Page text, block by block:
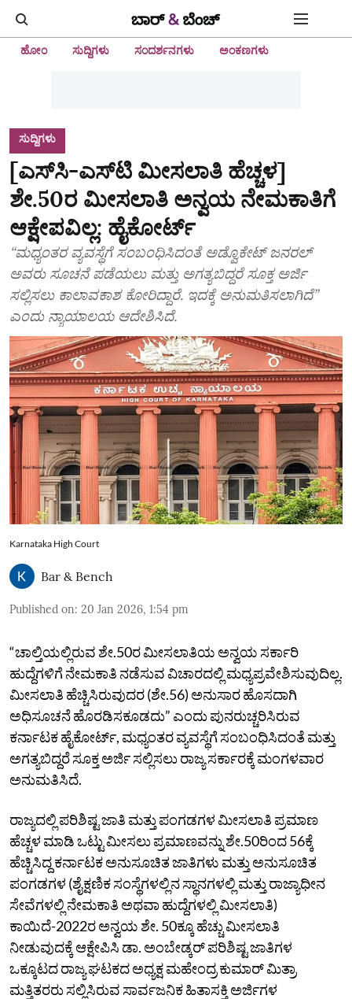
ಹೋಂ ಸುದ್ದಿಗಳು ಸಂದರ್ಶನಗಳು ಅಂಕಣಗಳು
ಸುದ್ದಿಗಳು
[ಎಸ್‌ಸಿ-ಎಸ್‌ಟಿ ಮೀಸಲಾತಿ ಹೆಚ್ಚಳ]
ಶೇ.50ರ ಮೀಸಲಾತಿ ಅನ್ವಯ ನೇಮಕಾತಿಗೆ
ಆಕ್ಷೇಪವಿಲ್ಲ: ಹೈಕೋರ್ಟ್‌
“ಮಧ್ಯಂತರ ವ್ಯವಸ್ಥೆಗೆ ಸಂಬಂಧಿಸಿದಂತೆ ಅಡ್ವೊಕೇಟ್‌ ಜನರಲ್‌
ಅವರು ಸೂಚನೆ ಪಡೆಯಲು ಮತ್ತು ಅಗತ್ಯಬಿದ್ದರೆ ಸೂಕ್ತ ಅರ್ಜಿ
ಸಲ್ಲಿಸಲು ಕಾಲಾವಕಾಶ ಕೋರಿದ್ದಾರೆ. ಇದಕ್ಕೆ ಅನುಮತಿಸಲಾಗಿದೆ”
ಎಂದು ನ್ಯಾಯಾಲಯ ಆದೇಶಿಸಿದೆ.
Karnataka High Court
Bar & Bench
Published on: 20 Jan 2026, 1:54 pm
“ಚಾಲ್ತಿಯಲ್ಲಿರುವ ಶೇ.50ರ ಮೀಸಲಾತಿಯ ಅನ್ವಯ ಸರ್ಕಾರಿ
ಹುದ್ದೆಗಳಿಗೆ ನೇಮಕಾತಿ ನಡೆಸುವ ವಿಚಾರದಲ್ಲಿ ಮಧ್ಯಪ್ರವೇಶಿಸುವುದಿಲ್ಲ.
ಮೀಸಲಾತಿ ಹೆಚ್ಚಿಸಿರುವುದರ (ಶೇ.56) ಅನುಸಾರ ಹೊಸದಾಗಿ
ಅಧಿಸೂಚನೆ ಹೊರಡಿಸಕೂಡದು” ಎಂದು ಪುನರುಚ್ಚರಿಸಿರುವ
ಕರ್ನಾಟಕ ಹೈಕೋರ್ಟ್‌, ಮಧ್ಯಂತರ ವ್ಯವಸ್ಥೆಗೆ ಸಂಬಂಧಿಸಿದಂತೆ ಮತ್ತು
ಅಗತ್ಯಬಿದ್ದರೆ ಸೂಕ್ತ ಅರ್ಜಿ ಸಲ್ಲಿಸಲು ರಾಜ್ಯ ಸರ್ಕಾರಕ್ಕೆ ಮಂಗಳವಾರ
ಅನುಮತಿಸಿದೆ.
ರಾಜ್ಯದಲ್ಲಿ ಪರಿಶಿಷ್ಟ ಜಾತಿ ಮತ್ತು ಪಂಗಡಗಳ ಮೀಸಲಾತಿ ಪ್ರಮಾಣ
ಹೆಚ್ಚಳ ಮಾಡಿ ಒಟ್ಟು ಮೀಸಲು ಪ್ರಮಾಣವನ್ನು ಶೇ.50ರಿಂದ 56ಕ್ಕೆ
ಹೆಚ್ಚಿಸಿದ್ದ ಕರ್ನಾಟಕ ಅನುಸೂಚಿತ ಜಾತಿಗಳು ಮತ್ತು ಅನುಸೂಚಿತ
ಪಂಗಡಗಳ (ಶೈಕ್ಷಣಿಕ ಸಂಸ್ಥೆಗಳಲ್ಲಿನ ಸ್ಥಾನಗಳಲ್ಲಿ ಮತ್ತು ರಾಜ್ಯಾಧೀನ
ಸೇವೆಗಳಲ್ಲಿ ನೇಮಕಾತಿ ಅಥವಾ ಹುದ್ದೆಗಳಲ್ಲಿ ಮೀಸಲಾತಿ)
ಕಾಯಿದೆ-2022ರ ಅನ್ವಯ ಶೇ. 50ಕ್ಕೂ ಹೆಚ್ಚು ಮೀಸಲಾತಿ
ನೀಡುವುದಕ್ಕೆ ಆಕ್ಷೇಪಿಸಿ ಡಾ. ಅಂಬೇಡ್ಕರ್ ಪರಿಶಿಷ್ಟ ಜಾತಿಗಳ
ಒಕ್ಕೂಟದ ರಾಜ್ಯ ಘಟಕದ ಅಧ್ಯಕ್ಷ ಮಹೇಂದ್ರ ಕುಮಾರ್ ಮಿತ್ರಾ
ಮತ್ತಿತರರು ಸಲ್ಲಿಸಿರುವ ಸಾರ್ವಜನಿಕ ಹಿತಾಸಕ್ತಿ ಅರ್ಜಿಗಳ